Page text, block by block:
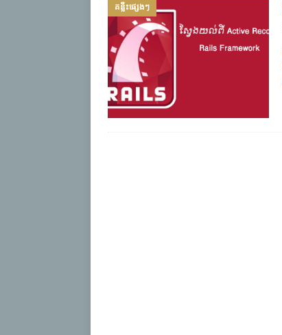
គន្លឹះផ្សេងៗ